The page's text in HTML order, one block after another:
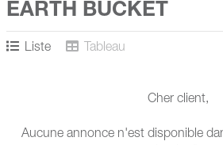
EARTH BUCKET
Liste Tableau
Cher client,
Aucune annonce n'est disponible